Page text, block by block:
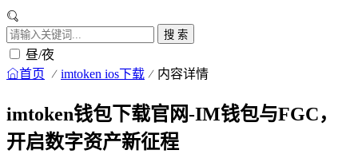
搜 索
昼/夜
首页 imtoken ios下载 内容详情
imtoken钱包下载官网-IM钱包与FGC，
开启数字资产新征程